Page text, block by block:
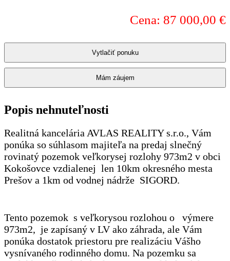
Cena: 87 000,00 €
Vytlačiť ponuku
Mám záujem
Popis nehnuteľnosti
Realitná kancelária AVLAS REALITY s.r.o., Vám
ponúka so súhlasom majiteľa na predaj slnečný
rovinatý pozemok veľkorysej rozlohy 973m2 v obci
Kokošovce vzdialenej len 10km okresného mesta
Prešov a 1km od vodnej nádrže SIGORD.
Tento pozemok s veľkorysou rozlohou o výmere
973m2, je zapísaný v LV ako záhrada, ale Vám
ponúka dostatok priestoru pre realizáciu Vášho
vysnívaného rodinného domu. Na pozemku sa